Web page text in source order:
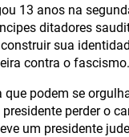
13 anos na
ditadores
sua
contra o fascismo.
podem se
perder o
um presidente